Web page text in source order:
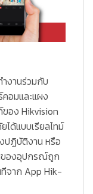
งานร่วมกับ
อมและแผง
อง Hikvision
ด้แบบเรียลไทม์
ปฏิบัติงาน หรือ
องอุปกรณ์ถูก
จาก App Hik-